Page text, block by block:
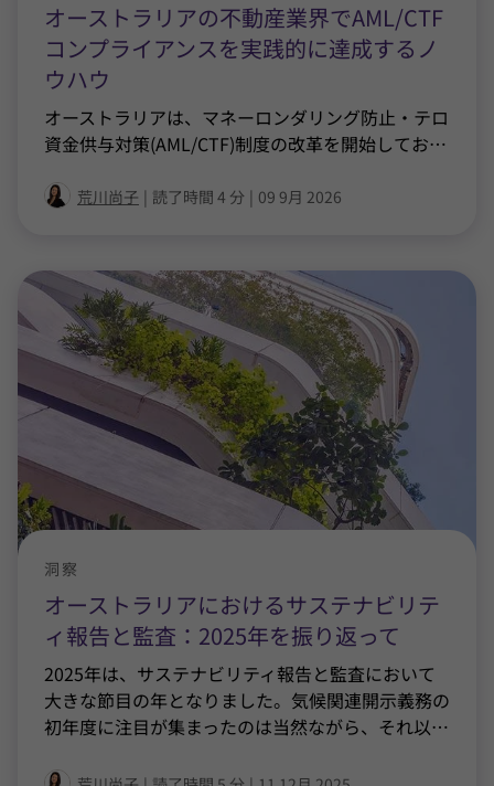
オーストラリアの不動産業界でAML/CTF
コンプライアンスを実践的に達成するノ
ウハウ
オーストラリアは、マネーロンダリング防止・テロ
資金供与対策(AML/CTF)制度の改革を開始してお…
荒川尚子 | 読了時間 4 分 | 09 9月 2026
オーストラリアにおけるサステナビリテ
ィ報告と監査：2025年を振り返って
洞察
2025年は、サステナビリティ報告と監査において
大きな節目の年となりました。気候関連開示義務の
初年度に注目が集まったのは当然ながら、それ以…